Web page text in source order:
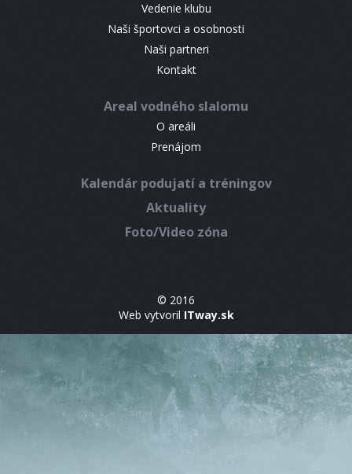
Vedenie klubu
Naši športovci a osobnosti
Naši partneri
Kontakt
Areal vodného slalomu
O areáli
Prenájom
Kalendár podujatí a tréningov
Aktuality
Foto/Video zóna
© 2016
Web vytvoril ITway.sk